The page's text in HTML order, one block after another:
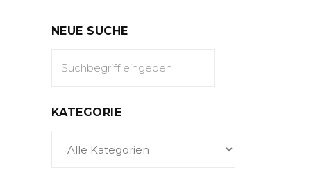
NEUE SUCHE
KATEGORIE